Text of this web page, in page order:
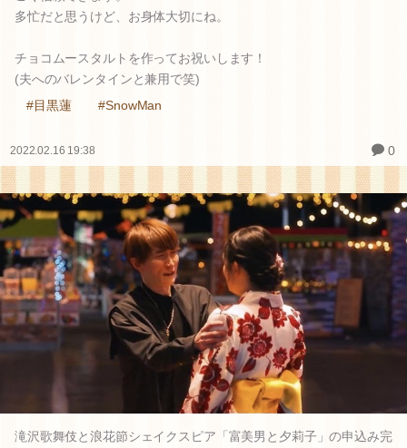
多忙だと思うけど、お身体大切にね。
チョコムースタルトを作ってお祝いします！
(夫へのバレンタインと兼用で笑)
#目黒蓮
#SnowMan
2022.02.16 19:38 0
滝沢歌舞伎と浪花節シェイクスピア「富美男と夕莉子」の申込み完